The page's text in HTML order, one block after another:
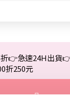
👉急速24H出貨
折250元